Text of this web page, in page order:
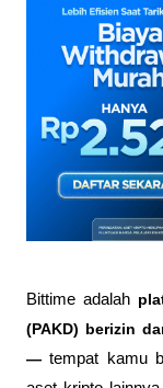
Bittime adalah
(PAKD) berizin
— tempat kamu